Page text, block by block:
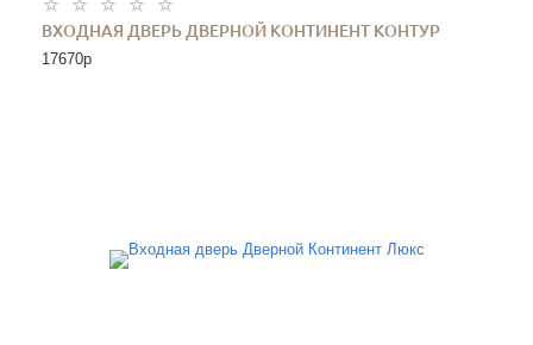
ВХОДНАЯ ДВЕРЬ ДВЕРНОЙ КОНТИНЕНТ КОНТУР
17670p